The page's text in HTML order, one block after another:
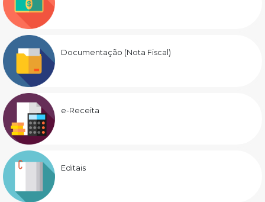
Documentação (Nota Fiscal)
e-Receita
Editais